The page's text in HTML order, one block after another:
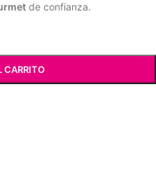
de confianza.
CARRITO